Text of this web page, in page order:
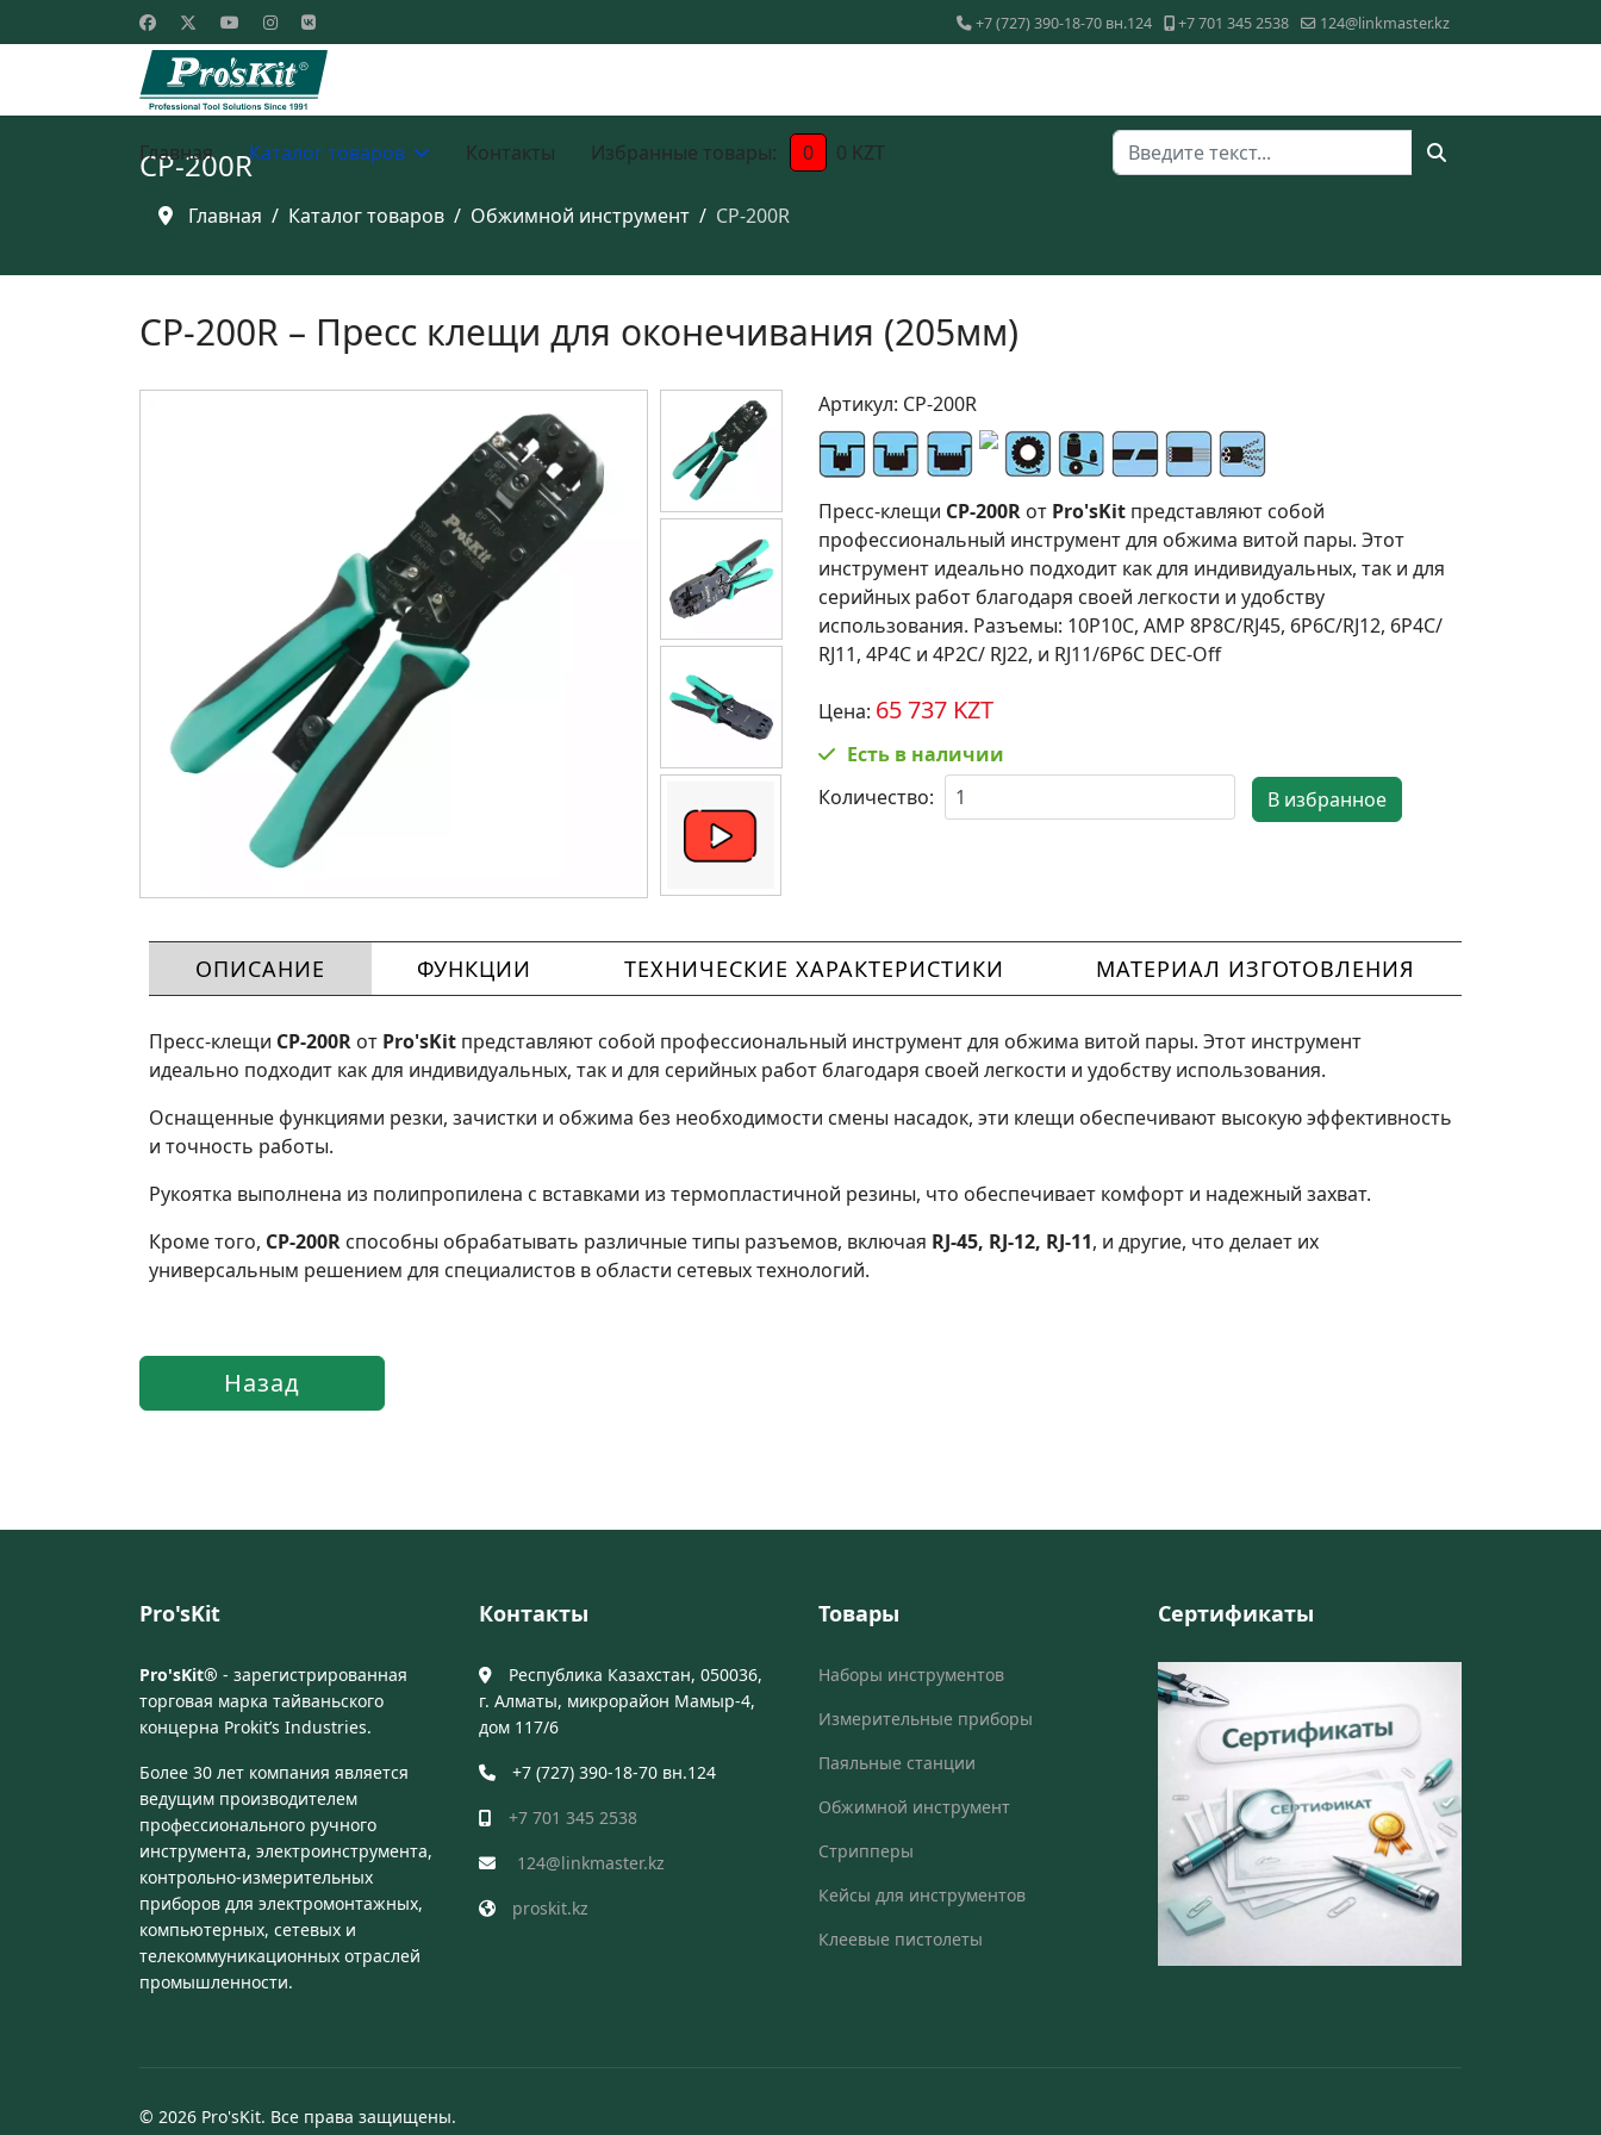
+7 (727) 390-18-70 вн.124 +7 701 345 2538 124@linkmaster.kz
Главная Каталог товаров Контакты Избранные товары: 0 0 KZT Поиск
CP-200R
Главная Каталог товаров Обжимной инструмент CP-200R
CP-200R – Пресс клещи для оконечивания (205мм)
Артикул: CP-200R
Пресс-клещи CP-200R от Pro'sKit представляют собой
профессиональный инструмент для обжима витой пары. Этот
инструмент идеально подходит как для индивидуальных, так и для
серийных работ благодаря своей легкости и удобству
использования. Разъемы: 10P10C, AMP 8P8C/RJ45, 6P6C/RJ12, 6P4C/
RJ11, 4P4C и 4P2C/ RJ22, и RJ11/6P6C DEC-Off
Цена: 65 737 KZT
Есть в наличии
Количество:
ОПИСАНИЕ ФУНКЦИИ ТЕХНИЧЕСКИЕ ХАРАКТЕРИСТИКИ МАТЕРИАЛ ИЗГОТОВЛЕНИЯ
Пресс-клещи CP-200R от Pro'sKit представляют собой профессиональный инструмент для обжима витой пары. Этот инструмент
идеально подходит как для индивидуальных, так и для серийных работ благодаря своей легкости и удобству использования.
Оснащенные функциями резки, зачистки и обжима без необходимости смены насадок, эти клещи обеспечивают высокую эффективность
и точность работы.
Рукоятка выполнена из полипропилена с вставками из термопластичной резины, что обеспечивает комфорт и надежный захват.
Кроме того, CP-200R способны обрабатывать различные типы разъемов, включая RJ-45, RJ-12, RJ-11, и другие, что делает их
универсальным решением для специалистов в области сетевых технологий.
Pro'sKit
Pro'sKit® - зарегистрированная
торговая марка тайваньского
концерна Prokit’s Industries.
Более 30 лет компания является
ведущим производителем
профессионального ручного
инструмента, электроинструмента,
контрольно-измерительных
приборов для электромонтажных,
компьютерных, сетевых и
телекоммуникационных отраслей
промышленности.
Контакты
Республика Казахстан, 050036,
г. Алматы, микрорайон Мамыр-4,
дом 117/6
+7 (727) 390-18-70 вн.124
+7 701 345 2538
124@linkmaster.kz
proskit.kz
Товары
Наборы инструментов
Измерительные приборы
Паяльные станции
Обжимной инструмент
Стрипперы
Кейсы для инструментов
Клеевые пистолеты
Сертификаты
© 2026 Pro'sKit. Все права защищены.